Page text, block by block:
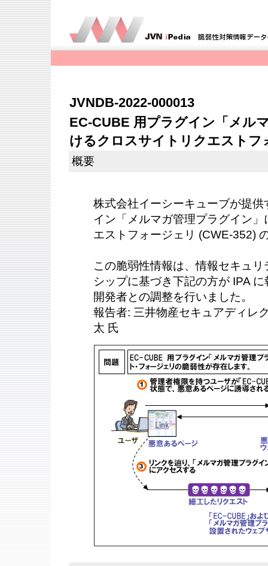
JVNDB-2022-000013
EC-CUBE 用プラグイン「メル
けるクロスサイトリクエストフ
概要
株式会社イーシーキューブが提
イン「メルマガ管理プラグイン
エストフォージェリ (CWE-352)
この脆弱性情報は、情報セキュ
シップに基づき下記の方が IPA
開発者との調整を行いました。
報告者: 三井物産セキュアディレ
太 氏